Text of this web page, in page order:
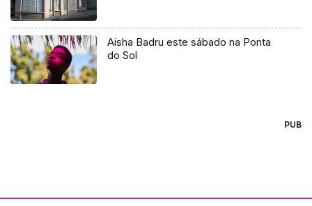
Aisha Badru este sábado na Ponta
do Sol
PUB